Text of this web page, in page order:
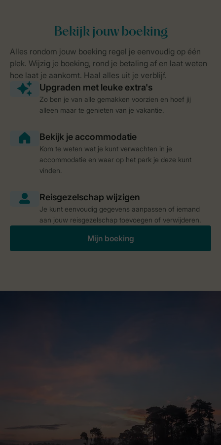
Zo ben je van alle gemakken voorzien en hoef jij
alleen maar te genieten van je vakantie.
Kom te weten wat je kunt verwachten in je
accommodatie en waar op het park je deze kunt
vinden.
Je kunt eenvoudig gegevens aanpassen of iemand
aan jouw reisgezelschap toevoegen of verwijderen.
Mijn boeking